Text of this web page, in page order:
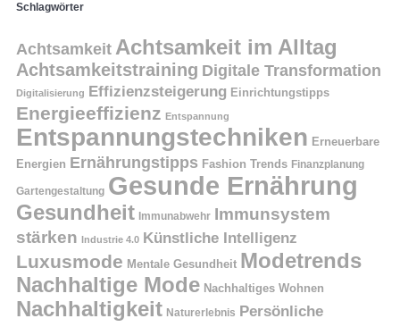
Schlagwörter
Achtsamkeit Achtsamkeit im Alltag
Achtsamkeitstraining Digitale Transformation
Digitalisierung Effizienzsteigerung Einrichtungstipps
Energieeffizienz Entspannung
Entspannungstechniken Erneuerbare
Energien Ernährungstipps Fashion Trends Finanzplanung
Gartengestaltung Gesunde Ernährung
Gesundheit Immunabwehr Immunsystem
stärken
Industrie 4.0 Künstliche Intelligenz
Luxusmode Mentale Gesundheit Modetrends
Nachhaltige Mode Nachhaltiges Wohnen
Nachhaltigkeit Naturerlebnis Persönliche